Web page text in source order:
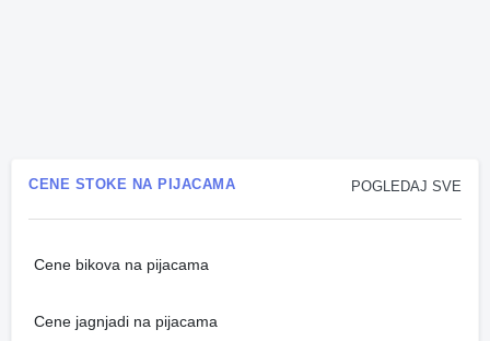
POGLEDAJ SVE
CENE STOKE NA PIJACAMA
Cene bikova na pijacama
Cene jagnjadi na pijacama